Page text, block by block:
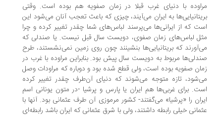
با دنیای غرب قبلا در زمان صفویه هم بوده است. وقتی
به ایران می‌آیند، چیزی که باعث تعجب آنان می‌شود این
که از ایرانی‌ها می‌پرسند لباس‌های شما چقدر تغییر کرده و چرا
لباس‌های زمان صفوی، دویست سال قبل نیست. یا صندلی که
که بریتانیایی‌ها بنشینند چون روی زمین نمی‌نشستند، طرح
مربوط به دویست سال پیش بود. بنابراین مراوده با غرب در
صفویه بوده است، ولی قطع شده بود و دوباره که مراودات وصل
تازه متوجه می‌شوند که دنیای آن‌طرف چقدر تغییر کرده‌
برای غربی‌ها هم ایران یا پارس و پرشیا -در متون یونانی اسم
را «پرشیا» می‌گفتند- کشور مرموزی آن طرف عثمانی‌ بود. آنها با
خیلی رابطه داشتند، ولی با شرق عثمانی که ایران باشد رابطه‌ای